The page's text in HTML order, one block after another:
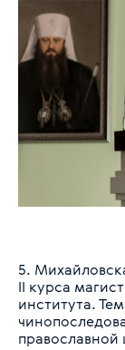
5.
II курса
института.
православной